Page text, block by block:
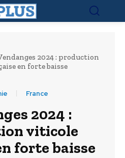
2024 : production
en forte baisse
France
2024 :
viticole
forte baisse